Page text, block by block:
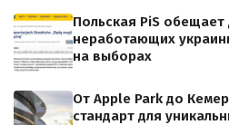
Польская PiS
неработающих
на выборах
От Apple Park до
стандарт для